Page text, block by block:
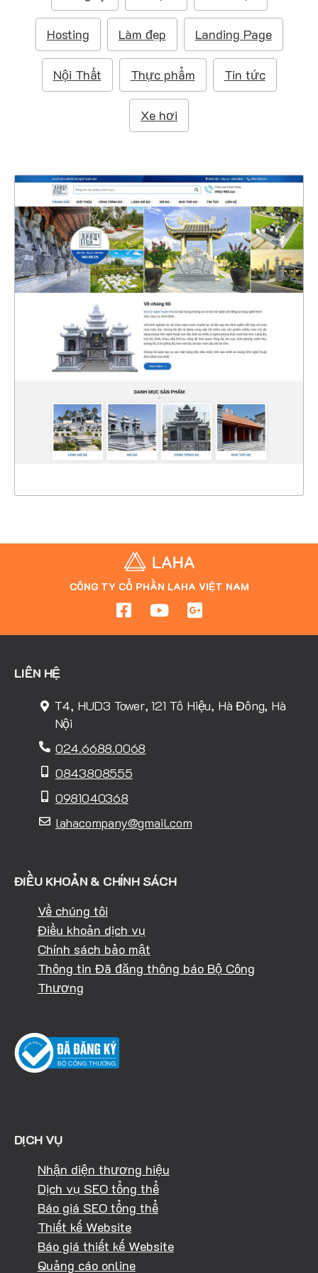
m
Hosting Làm đẹp Landing Page
Nội Thất Thực phẩm Tin tức
Xe hơi
47269
CHI TIẾT
XEM THỰC TẾ
CÔNG TY CỔ PHẦN LAHA VIỆT NAM
LIÊN HỆ
T4, HUD3 Tower, 121 Tô Hiệu, Hà Đông, Hà
Nội
024.6688.0068
0843808555
0981040368
lahacompany@gmail.com
ĐIỀU KHOẢN & CHÍNH SÁCH
Về chúng tôi
Điều khoản dịch vụ
Chính sách bảo mật
Thông tin Đã đăng thông báo Bộ Công
Thương
DỊCH VỤ
Nhận diện thương hiệu
Dịch vụ SEO tổng thể
Báo giá SEO tổng thể
Thiết kế Website
Báo giá thiết kế Website
Quảng cáo online